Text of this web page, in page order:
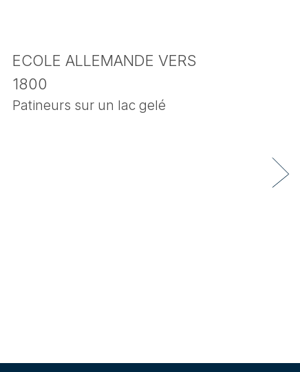
ECOLE ALLEMANDE VERS
1800
Patineurs sur un lac gelé